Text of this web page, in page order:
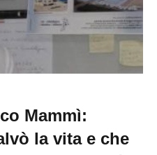
Mammì:
la vita e che